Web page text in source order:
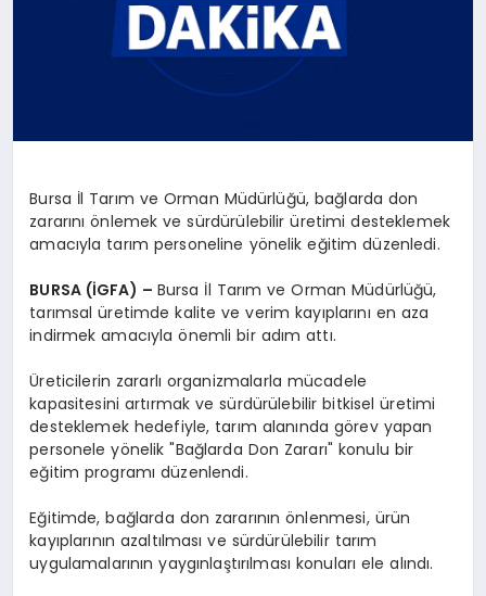
Bursa İl Tarım ve Orman Müdürlüğü, bağlarda don
zararını önlemek ve sürdürülebilir üretimi desteklemek
amacıyla tarım personeline yönelik eğitim düzenledi.
BURSA (İGFA) – Bursa İl Tarım ve Orman Müdürlüğü,
tarımsal üretimde kalite ve verim kayıplarını en aza
indirmek amacıyla önemli bir adım attı.
Üreticilerin zararlı organizmalarla mücadele
kapasitesini artırmak ve sürdürülebilir bitkisel üretimi
desteklemek hedefiyle, tarım alanında görev yapan
personele yönelik "Bağlarda Don Zararı" konulu bir
eğitim programı düzenlendi.
Eğitimde, bağlarda don zararının önlenmesi, ürün
kayıplarının azaltılması ve sürdürülebilir tarım
uygulamalarının yaygınlaştırılması konuları ele alındı.